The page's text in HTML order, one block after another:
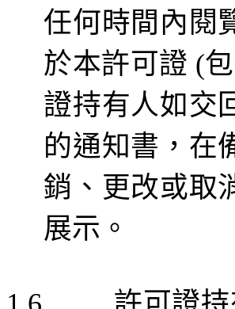
任何時間內閱
於本許可證 (
證持有人如交
的通知書，在
銷、更改或取
展示。